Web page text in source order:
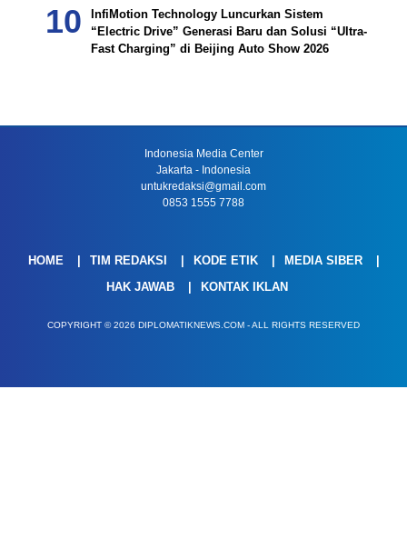
InfiMotion Technology Luncurkan Sistem
“Electric Drive” Generasi Baru dan Solusi “Ultra-
Fast Charging” di Beijing Auto Show 2026
Indonesia Media Center
Jakarta - Indonesia
untukredaksi@gmail.com
0853 1555 7788
HOME TIM REDAKSI KODE ETIK
MEDIA SIBER
HAK JAWAB
KONTAK IKLAN
COPYRIGHT © 2026 DIPLOMATIKNEWS.COM - ALL RIGHTS RESERVED